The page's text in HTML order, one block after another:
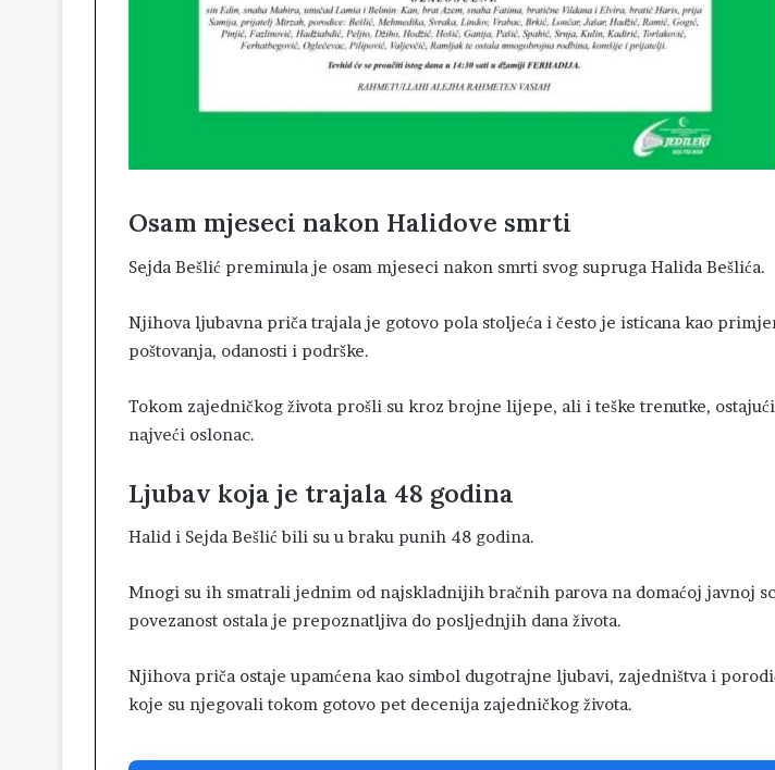
Osam mjeseci nakon Halidove smrti
Sejda Bešlić preminula je osam mjeseci nakon smrti svog supruga Halida Bešlića.
Njihova ljubavna priča trajala je gotovo pola stoljeća i često je isticana kao
poštovanja, odanosti i podrške.
Tokom zajedničkog života prošli su kroz brojne lijepe, ali i teške trenutke,
najveći oslonac.
Ljubav koja je trajala 48 godina
Halid i Sejda Bešlić bili su u braku punih 48 godina.
Mnogi su ih smatrali jednim od najskladnijih bračnih parova na domaćoj javnoj
povezanost ostala je prepoznatljiva do posljednjih dana života.
Njihova priča ostaje upamćena kao simbol dugotrajne ljubavi, zajedništva i
koje su njegovali tokom gotovo pet decenija zajedničkog života.